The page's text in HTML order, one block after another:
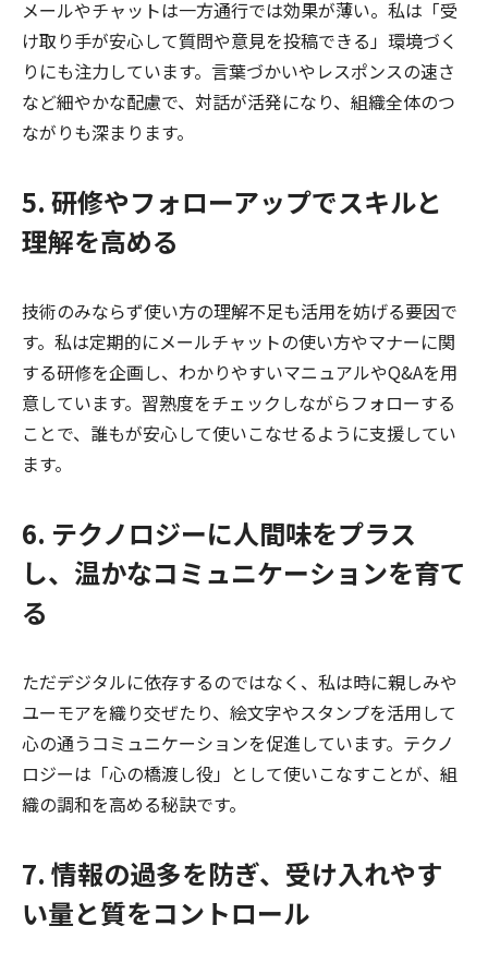
メールやチャットは一方通行では効果が薄い。私は「受
け取り手が安心して質問や意見を投稿できる」環境づく
りにも注力しています。言葉づかいやレスポンスの速さ
など細やかな配慮で、対話が活発になり、組織全体のつ
ながりも深まります。
5. 研修やフォローアップでスキルと
理解を高める
技術のみならず使い方の理解不足も活用を妨げる要因で
す。私は定期的にメールチャットの使い方やマナーに関
する研修を企画し、わかりやすいマニュアルやQ&Aを用
意しています。習熟度をチェックしながらフォローする
ことで、誰もが安心して使いこなせるように支援してい
ます。
6. テクノロジーに人間味をプラス
し、温かなコミュニケーションを育て
る
ただデジタルに依存するのではなく、私は時に親しみや
ユーモアを織り交ぜたり、絵文字やスタンプを活用して
心の通うコミュニケーションを促進しています。テクノ
ロジーは「心の橋渡し役」として使いこなすことが、組
織の調和を高める秘訣です。
7. 情報の過多を防ぎ、受け入れやす
い量と質をコントロール